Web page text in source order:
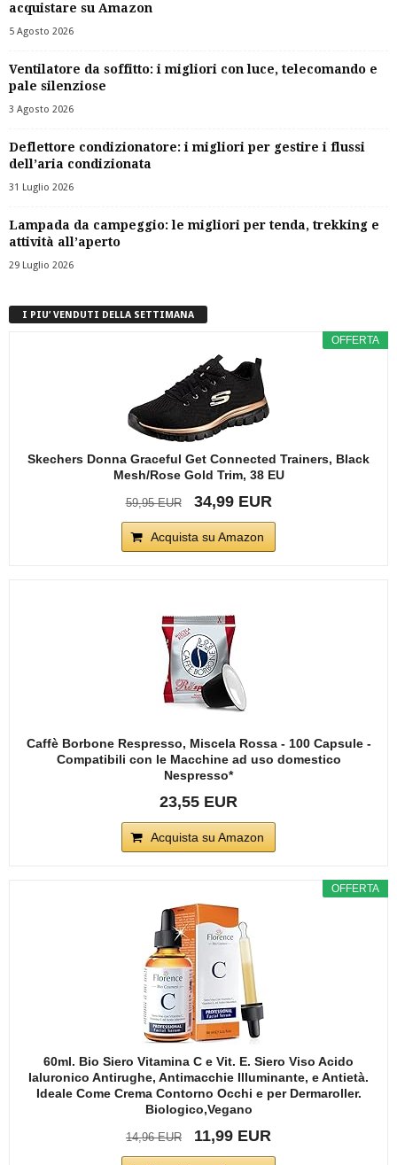
acquistare su Amazon
5 Agosto 2026
Ventilatore da soffitto: i migliori con luce, telecomando e
pale silenziose
3 Agosto 2026
Deflettore condizionatore: i migliori per gestire i flussi
dell’aria condizionata
31 Luglio 2026
Lampada da campeggio: le migliori per tenda, trekking e
attività all’aperto
29 Luglio 2026
I PIU’ VENDUTI DELLA SETTIMANA
OFFERTA
Skechers Donna Graceful Get Connected Trainers, Black
Mesh/Rose Gold Trim, 38 EU
59,95 EUR 34,99 EUR
Acquista su Amazon
Caffè Borbone Respresso, Miscela Rossa - 100 Capsule -
Compatibili con le Macchine ad uso domestico
Nespresso*
23,55 EUR
Acquista su Amazon
OFFERTA
60ml. Bio Siero Vitamina C e Vit. E. Siero Viso Acido
Ialuronico Antirughe, Antimacchie Illuminante, e Antietà.
Ideale Come Crema Contorno Occhi e per Dermaroller.
Biologico,Vegano
14,96 EUR 11,99 EUR